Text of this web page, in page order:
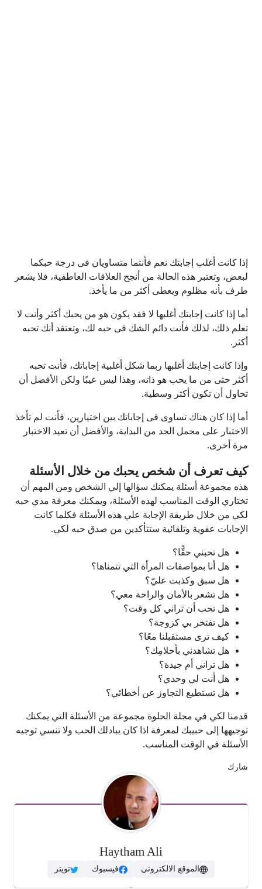
إذا كانت أغلب إجابتك نعم فأنتما متساويان فى درجة حبكما
لبعض، وتعتبر هذه الحالة من أنجح العلاقات العاطفية، فلا يشعر
طرف بأنه مظلوم ويعطى أكثر من ما يأخذ.
أما إذا كانت إجابتك أغلبها لا فقد يكون هو من يحبك أكثر وأنت لا
تعلم ذلك، لذلك فأنت دائم الشك فى حبه لك، وتعتقد أنك تحبه
أكثر.
وإذا كانت إجابتك أغلبها ربما شكل أغلبية إجاباتك، فأنت تحبه
أكثر حتى من ما يحب هو ذاته، وهذا ليس عيبًا ولكن الأفضل أن
تحاول أن تكون أكثر وسطية.
أما إذا كان هناك تساوى فى إجاباتك بين اختيارين، فأنت لم تأخذ
الاختبار على محمل الجد من البداية، والأفضل أن تعيد الاختبار
مرة أخرى.
كيف تعرف أن شخص يحبك من خلال الأسئلة
هذه مجموعة أسئلة يمكنك سؤالها إلي الشخص ومن المهم أن
تختاري الوقت المناسب لهذه الأسئلة، ويمكنك معرفة مدي حبه
لكي من خلال طريقة الإجابة علي هذه الأسئلة فكلما كانت
الإجابات عفوية وتلقائية ستتأكدين من صدق حبه لكي.
هل تحبني حقًّا؟
هل أنا بمواصفات المرأة التي تتمناها؟
هل سبق وكذبت عليّ؟
هل تشعر بالأمان والراحة معي؟
هل تحب أن تراني كل وقت؟
هل تفتخر بي كزوجة؟
كيف ترى مستقبلنا معًا؟
هل تشاهدني بأحلامِك؟
هل تراني أم جيدة؟
هل أنت لي وحدي؟
هل تستطيع التجاوز عن أخطائي؟
قدمنا لكي في مجلة الحلوة مجموعة من الأسئلة التي يمكنك
توجيهها إلى حبيبك لمعرفة اذا كان يبادلك الحب ولا تنسي توجيه
الأسئلة في الوقت المناسب.
شارك
Haytham Ali
الموقع الالكتروني فيسبوك تويتر